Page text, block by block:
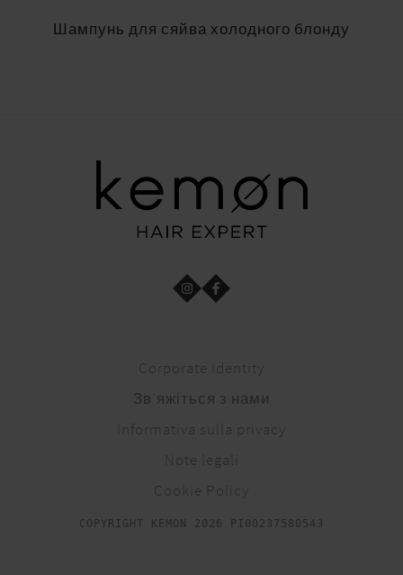
Шампунь для сяйва холодного блонду
Corporate Identity
Зв'яжіться з нами
Informativa sulla privacy
Note legali
Cookie Policy
COPYRIGHT KEMON 2026 PI00237580543